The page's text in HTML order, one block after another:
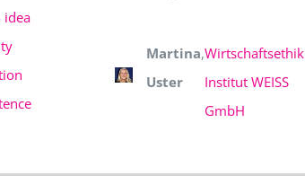
idea
Martina
Uster
,Wirtschaftsethik
Institut WEISS
GmbH